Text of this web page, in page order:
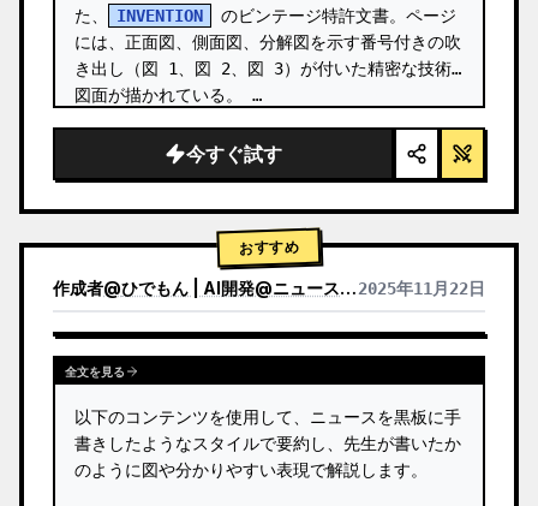
た、
INVENTION
のビンテージ特許文書。ページ
には、正面図、側面図、分解図を示す番号付きの吹
き出し（図 1、図 2、図 3）が付いた精密な技術
図面が描かれている。 …
今すぐ試す
おすすめ
作成者@ひでもん | AI開発@ニュース発信 2025年11月22日
他のモデルの結果を表示
全文を見る
以下のコンテンツを使用して、ニュースを黒板に手
書きしたようなスタイルで要約し、先生が書いたか
のように図や分かりやすい表現で解説します。